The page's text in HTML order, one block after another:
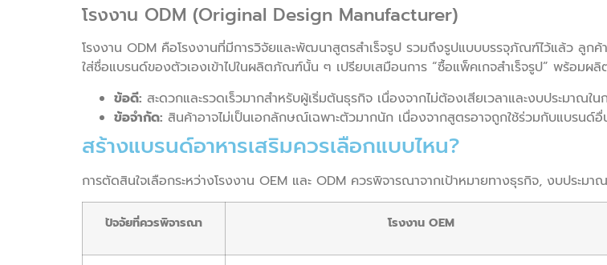
โรงงาน ODM (Original Design Manufacturer)
โรงงาน ODM คือโรงงานที่มีการวิจัยและพัฒนาสูตรสำเร็จรูป รวมถึงรูปแบบบรรจุภัณฑ์ไว้แล้ว ลูก
ใส่ชื่อแบรนด์ของตัวเองเข้าไปในผลิตภัณฑ์นั้น ๆ เปรียบเสมือนการ “ซื้อแพ็คเกจสำเร็จรูป” พร้อมผลิ
ข้อดี: สะดวกและรวดเร็วมากสำหรับผู้เริ่มต้นธุรกิจ เนื่องจากไม่ต้องเสียเวลาและงบประมาณ
ข้อจำกัด: สินค้าอาจไม่เป็นเอกลักษณ์เฉพาะตัวมากนัก เนื่องจากสูตรอาจถูกใช้ร่วมกับแบรนด์
สร้างแบรนด์อาหารเสริมควรเลือกแบบไหน?
การตัดสินใจเลือกระหว่างโรงงาน OEM และ ODM ควรพิจารณาจากเป้าหมายทางธุรกิจ, งบประ
ปัจจัยที่ควรพิจารณา โรงงาน OEM